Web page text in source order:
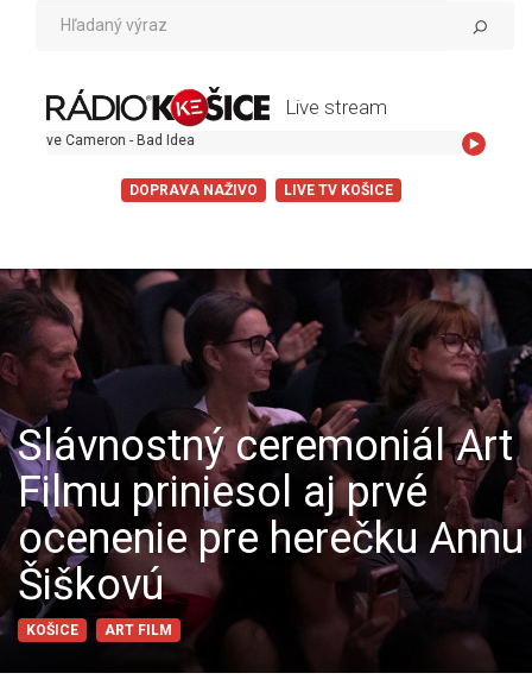
Live stream
Cameron - Bad Idea
DOPRAVA NAŽIVO LIVE TV KOŠICE
Slávnostný ceremoniál Art
Filmu priniesol aj prvé
ocenenie pre herečku Annu
Šiškovú
KOŠICE ART FILM